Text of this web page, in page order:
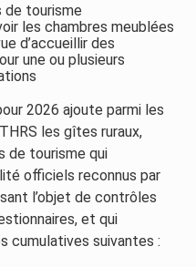
de tourisme
les chambres meublées
d’accueillir des
une ou plusieurs
2026 ajoute parmi les
les gîtes ruraux,
de tourisme qui
officiels reconnus par
l’objet de contrôles
et qui
cumulatives suivantes :